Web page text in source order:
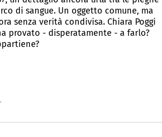
di sangue. Un oggetto comune, ma
senza verità condivisa. Chiara Poggi
provato - disperatamente - a farlo?